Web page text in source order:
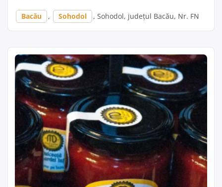
Bacău , Sohodol , Sohodol, județul Bacău, Nr. FN